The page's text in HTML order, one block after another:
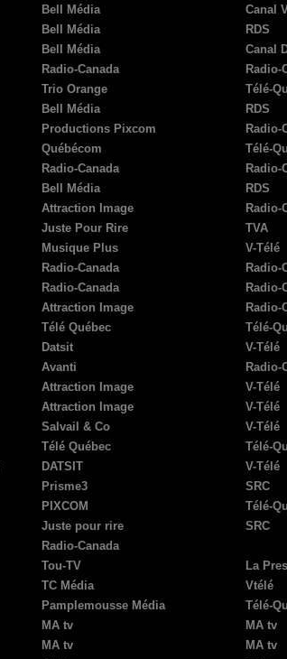
Bell Média Canal
Bell Média RDS
Bell Média Canal
Radio-Canada Radio-
Trio Orange Télé-
Bell Média RDS
Productions Pixcom Radio-
Québécom Télé-
Radio-Canada Radio-
Bell Média RDS
Attraction Image Radio-
Juste Pour Rire TVA
Musique Plus V-Télé
Radio-Canada Radio-
Radio-Canada Radio-
Attraction Image Radio-
Télé Québec Télé-
Datsit V-Télé
Avanti Radio-
Attraction Image V-Télé
Attraction Image V-Télé
Salvail & Co V-Télé
Télé Québec Télé-
DATSIT V-Télé
Prisme3 SRC
PIXCOM Télé-
Juste pour rire SRC
Radio-Canada
Tou-TV La
TC Média Vtélé
Pamplemousse Média Télé-
MA tv MA tv
MA tv MA tv